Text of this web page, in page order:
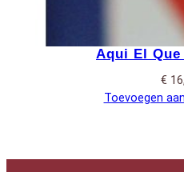
Aqui El
€
Toevoegen